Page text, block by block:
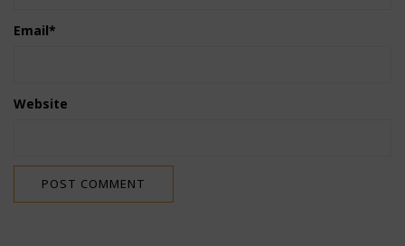
Email*
Website